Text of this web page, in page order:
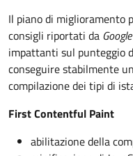
Il piano di miglioramento
consigli riportati da
impattanti sul punteggio
conseguire stabilmente
compilazione dei tipi di
First Contentful Paint
abilitazione della